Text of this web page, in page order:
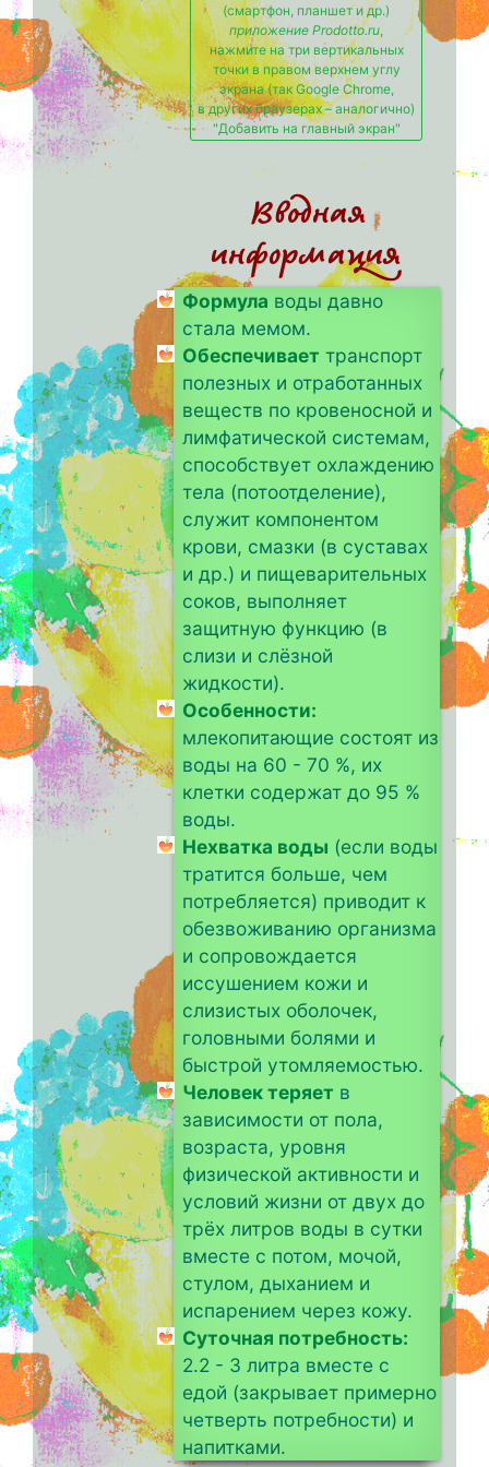
(смартфон, планшет и др.)
приложение Prodotto.ru,
нажмите на три вертикальных
точки в правом верхнем углу
экрана (так Google Chrome,
в других браузерах – аналогично)
"Добавить на главный экран"
Вводная
информация
Формула воды давно
стала мемом.
Обеспечивает транспорт
полезных и отработанных
веществ по кровеносной и
лимфатической системам,
способствует охлаждению
тела (потоотделение),
служит компонентом
крови, смазки (в суставах
и др.) и пищеварительных
соков, выполняет
защитную функцию (в
слизи и слёзной
жидкости).
Особенности:
млекопитающие состоят из
воды на 60 - 70 %, их
клетки содержат до 95 %
воды.
Нехватка воды (если воды
тратится больше, чем
потребляется) приводит к
обезвоживанию организма
и сопровождается
иссушением кожи и
слизистых оболочек,
головными болями и
быстрой утомляемостью.
Человек теряет в
зависимости от пола,
возраста, уровня
физической активности и
условий жизни от двух до
трёх литров воды в сутки
вместе с потом, мочой,
стулом, дыханием и
испарением через кожу.
Суточная потребность:
2.2 - 3 литра вместе с
едой (закрывает примерно
четверть потребности) и
напитками.